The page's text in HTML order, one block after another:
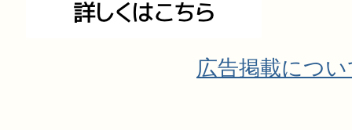
広告掲載につ